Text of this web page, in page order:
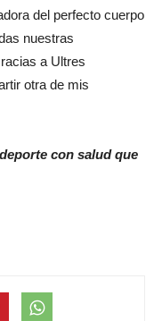
del perfecto cuerpo
nuestras
a Ultres
otra de mis
con salud que